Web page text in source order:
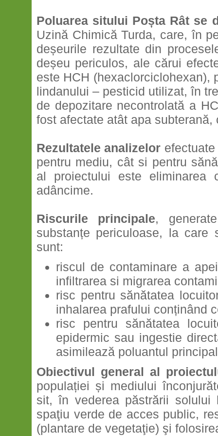
Poluarea sitului Poșta Rât se
Uzină Chimică Turda, care, în
deșeurile rezultate din
deșeu periculos, ale cărui
este HCH (hexaclorciclohexan),
lindanului – pesticid utilizat, în
de depozitare necontrolată a
fost afectate atât apa
Rezultatele analizelor
pentru mediu, cât si pentru
al proiectului este eliminarea
adâncime.
Riscurile principale,
substanțe periculoase, la
sunt:
riscul de contaminare a
infiltrarea si migrarea
risc pentru sănătatea
inhalarea prafului conținând
risc pentru sănătatea
epidermic sau ingestie
asimilează poluantul
Obiectivul general al
populației și mediului
sit, în vederea păstrării solului
spaţiu verde de acces public,
(plantare de vegetaţie) şi